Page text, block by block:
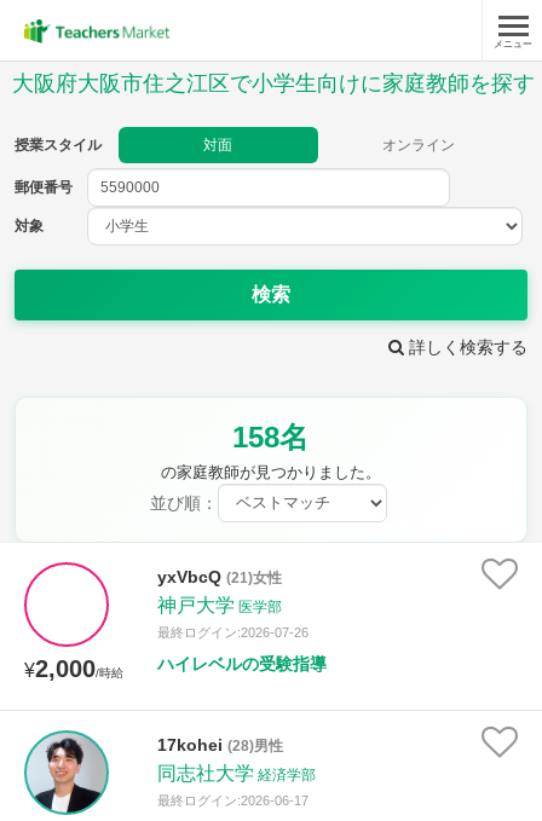
メニュー
大阪府大阪市住之江区で小学生向けに家庭教師を探す
授業スタイル 対面 オンライン
郵便番号
対象
検索
詳しく検索する
158名
の家庭教師が見つかりました。
並び順：
¥2,000/時給
yxVbcQ (21)女性
神戸大学 医学部
最終ログイン:2026-07-26
ハイレベルの受験指導
17kohei (28)男性
同志社大学 経済学部
最終ログイン:2026-06-17
郵便番号
教科
理科
保健・体育 図画工作 書写
時給：¥1,000 ～ ¥10,000
授業可能日
土曜日 日曜日